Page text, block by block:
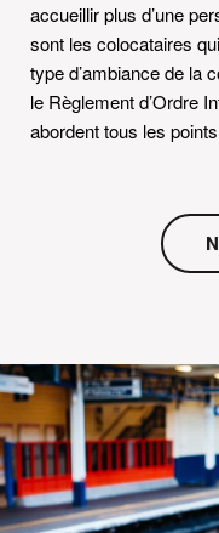
accueillir plus d’une
sont les colocataires
type d’ambiance de la
le Règlement d’Ordre
abordent tous les